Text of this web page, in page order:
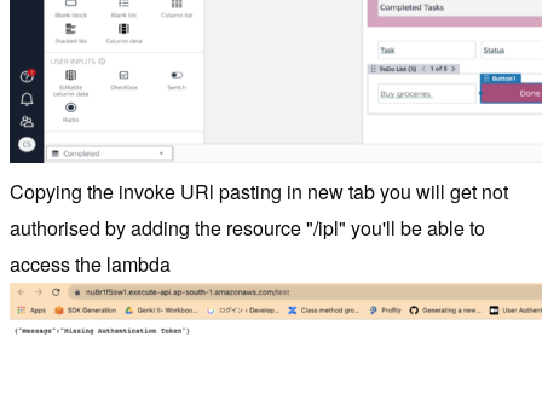
Copying the invoke URl pasting in new tab you will get not
authorised by adding the resource "/ipl" you'll be able to
access the lambda